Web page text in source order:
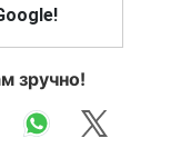
зручно!